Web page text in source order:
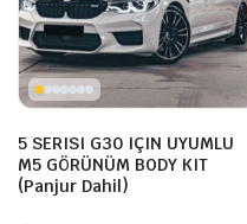
5 SERISI G30 IÇIN UYUMLU
M5 GÖRÜNÜM BODY KIT
(Panjur Dahil)